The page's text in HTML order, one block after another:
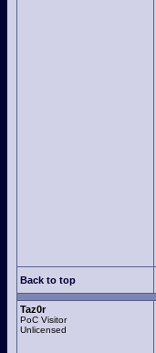
Back to top
Taz0r
PoC Visitor
Unlicensed